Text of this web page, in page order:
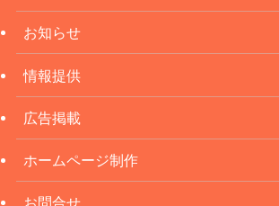
お知らせ
情報提供
広告掲載
ホームページ制作
お問合せ